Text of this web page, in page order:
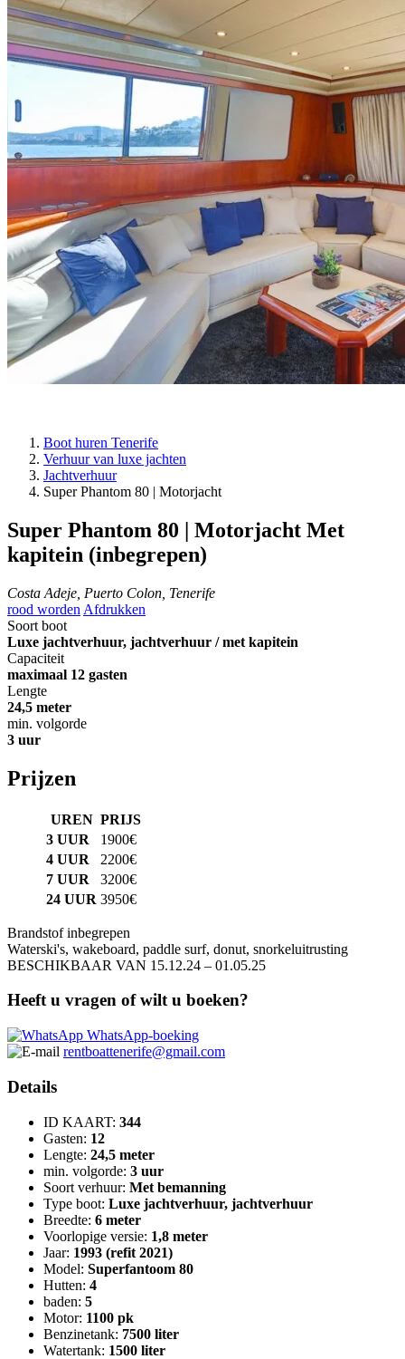
Boot huren Tenerife
Verhuur van luxe jachten
Jachtverhuur
Super Phantom 80 | Motorjacht
Super Phantom 80 | Motorjacht Met
kapitein (inbegrepen)
Costa Adeje, Puerto Colon, Tenerife
rood worden Afdrukken
Soort boot
Luxe jachtverhuur, jachtverhuur / met kapitein
Capaciteit
maximaal 12 gasten
Lengte
24,5 meter
min. volgorde
3 uur
Prijzen
UREN PRIJS
3 UUR
1900€
4 UUR
2200€
7 UUR
3200€
24 UUR 3950€
Brandstof inbegrepen
Waterski's, wakeboard, paddle surf, donut, snorkeluitrusting
BESCHIKBAAR VAN 15.12.24 – 01.05.25
Heeft u vragen of wilt u boeken?
WhatsApp-boeking
rentboattenerife@gmail.com
Details
ID KAART: 344
Gasten: 12
Lengte: 24,5 meter
min. volgorde: 3 uur
Soort verhuur: Met bemanning
Type boot: Luxe jachtverhuur, jachtverhuur
Breedte: 6 meter
Voorlopige versie: 1,8 meter
Jaar: 1993 (refit 2021)
Model: Superfantoom 80
Hutten: 4
baden: 5
Motor: 1100 pk
Benzinetank: 7500 liter
Watertank: 1500 liter